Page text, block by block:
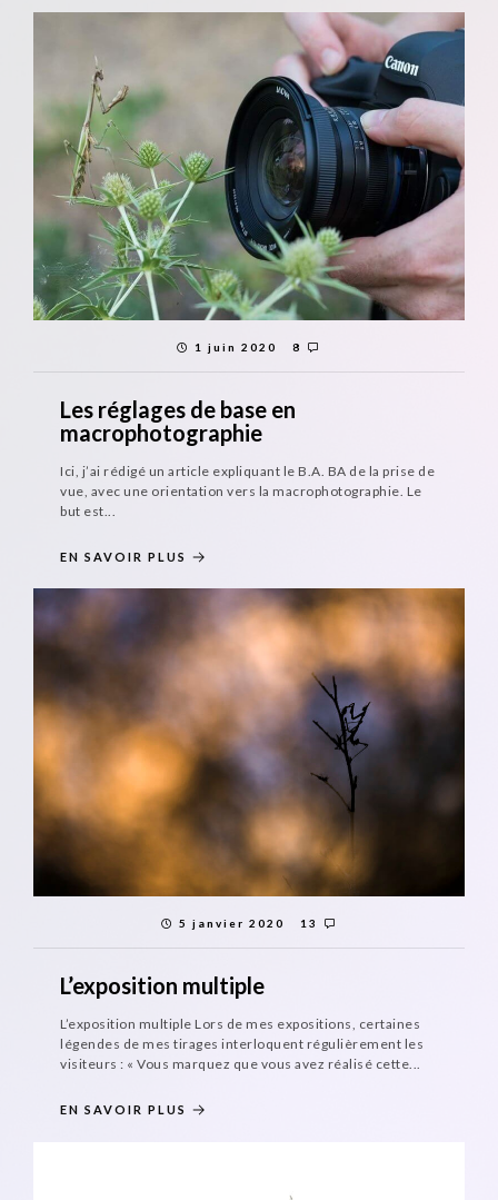
1 juin 2020 8
Les réglages de base en
macrophotographie
Ici, j’ai rédigé un article expliquant le B.A. BA de la prise de
vue, avec une orientation vers la macrophotographie. Le
but est...
EN SAVOIR PLUS
5 janvier 2020 13
L’exposition multiple
L’exposition multiple Lors de mes expositions, certaines
légendes de mes tirages interloquent régulièrement les
visiteurs : « Vous marquez que vous avez réalisé cette...
EN SAVOIR PLUS